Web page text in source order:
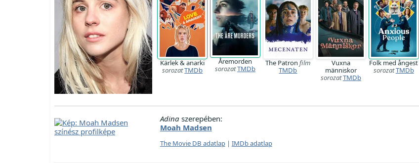
Kärlek & anarki
sorozatTMDb
Åremorden
sorozatTMDb
The Patronfilm
TMDb
Vuxna
människor
sorozatTMDb
Folk med ångest
sorozatTMDb
Adinaszerepében:
Moah Madsen
The Movie DB adatlap| IMDb adatlap